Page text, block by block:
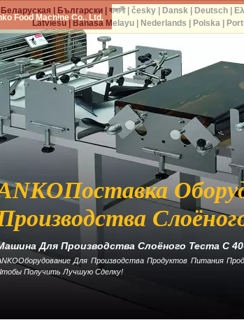
Food Machine Co., Ltd.
Для Производства Слоёного Теста С
Для Производства Продуктов Питания
Получить Лучшую Сделку!
Беларуская Български| বাঙ্গালী| česky| Dansk| Deutsch|
Latviešu|Bahasa Melayu Nederlands Polska